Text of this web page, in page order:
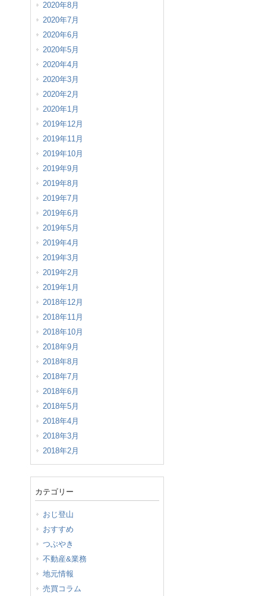
2020年8月
2020年7月
2020年6月
2020年5月
2020年4月
2020年3月
2020年2月
2020年1月
2019年12月
2019年11月
2019年10月
2019年9月
2019年8月
2019年7月
2019年6月
2019年5月
2019年4月
2019年3月
2019年2月
2019年1月
2018年12月
2018年11月
2018年10月
2018年9月
2018年8月
2018年7月
2018年6月
2018年5月
2018年4月
2018年3月
2018年2月
カテゴリー
おじ登山
おすすめ
つぶやき
不動産&業務
地元情報
売買コラム